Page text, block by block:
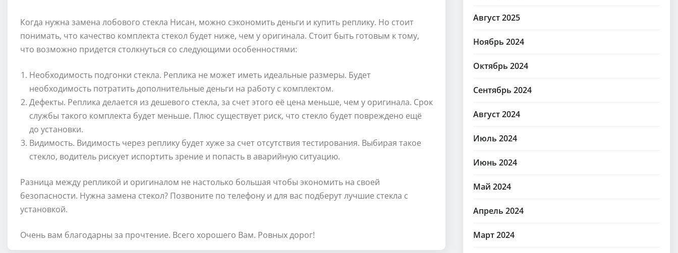
Когда нужна замена лобового стекла Нисан, можно сэкономить деньги и купить реплику. Но стоит
понимать, что качество комплекта стекол будет ниже, чем у оригинала. Стоит быть готовым к тому,
что возможно придется столкнуться со следующими особенностями:
Необходимость подгонки стекла. Реплика не может иметь идеальные размеры. Будет
необходимость потратить дополнительные деньги на работу с комплектом.
Дефекты. Реплика делается из дешевого стекла, за счет этого её цена меньше, чем у оригинала. Срок
службы такого комплекта будет меньше. Плюс существует риск, что стекло будет повреждено ещё
до установки.
Видимость. Видимость через реплику будет хуже за счет отсутствия тестирования. Выбирая такое
стекло, водитель рискует испортить зрение и попасть в аварийную ситуацию.
Разница между репликой и оригиналом не настолько большая чтобы экономить на своей
безопасности. Нужна замена стекол? Позвоните по телефону и для вас подберут лучшие стекла с
установкой.
Очень вам благодарны за прочтение. Всего хорошего Вам. Ровных дорог!
Август 2025
Ноябрь 2024
Октябрь 2024
Сентябрь 2024
Август 2024
Июль 2024
Июнь 2024
Май 2024
Апрель 2024
Март 2024